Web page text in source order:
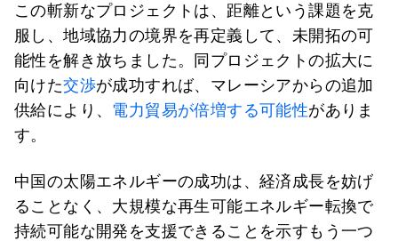
この斬新なプロジェクトは、距離という課題を克
服し、地域協力の境界を再定義して、未開拓の可
能性を解き放ちました。同プロジェクトの拡大に
向けた交渉が成功すれば、マレーシアからの追加
供給により、 電力貿易が倍増する可能性がありま
す。
中国の太陽エネルギーの成功は、経済成長を妨げ
ることなく、大規模な再生可能エネルギー転換で
持続可能な開発を支援できることを示すもう一つ